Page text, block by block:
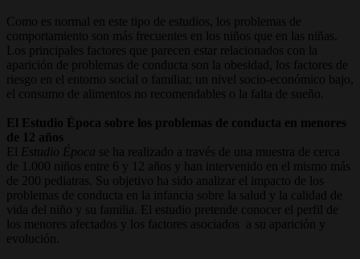
Como es normal en este tipo de estudios, los problemas de
comportamiento son más frecuentes en los niños que en las niñas.
Los principales factores que parecen estar relacionados con la
aparición de problemas de conducta son la obesidad, los factores de
riesgo en el entorno social o familiar, un nivel socio-económico bajo,
el consumo de alimentos no recomendables o la falta de sueño.
El Estudio Época sobre los problemas de conducta en menores
de 12 años
El
Estudio Época se ha realizado a través de una muestra de cerca
de 1.000 niños entre 6 y 12 años y han intervenido en el mismo más
de 200 pediatras. Su objetivo ha sido analizar el impacto de los
problemas de conducta en la infancia sobre la salud y la calidad de
vida del niño y su familia. El estudio pretende conocer el perfil de
los menores afectados y los factores asociados a su aparición y
evolución.